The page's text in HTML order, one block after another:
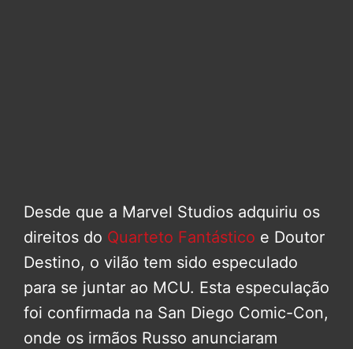
Desde que a Marvel Studios adquiriu os
direitos do Quarteto Fantástico e Doutor
Destino, o vilão tem sido especulado
para se juntar ao MCU. Esta especulação
foi confirmada na San Diego Comic-Con,
onde os irmãos Russo anunciaram